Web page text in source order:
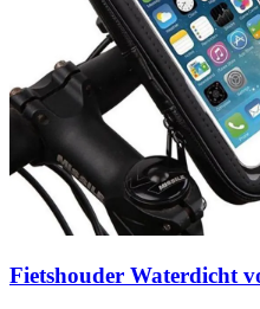
Fietshouder Waterdicht